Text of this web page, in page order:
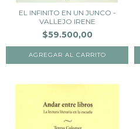
EL INFINITO EN UN JUNCO -
VALLEJO IRENE
$59.500,00